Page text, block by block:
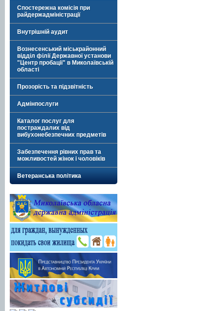
Спостережна комісія при
райдержадміністрації
Внутрішній аудит
Вознесенський міськрайонний
відділ філії Державної установи
"Центр пробації" в Миколаївській
області
Прозорість та підзвітність
Адмінпослуги
Каталог послуг для
постраждалих від
вибухонебезпечних предметів
Забезпечення рівних прав та
можливостей жінок і чоловіків
Ветеранська політика